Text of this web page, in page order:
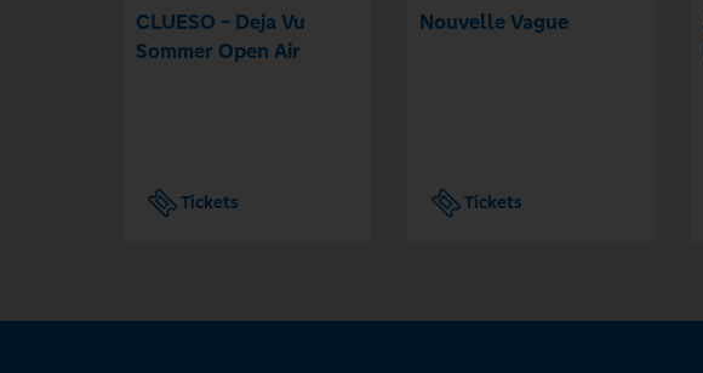
CLUESO - Deja Vu
Sommer Open Air
Tickets
Nouvelle Vague
Tickets